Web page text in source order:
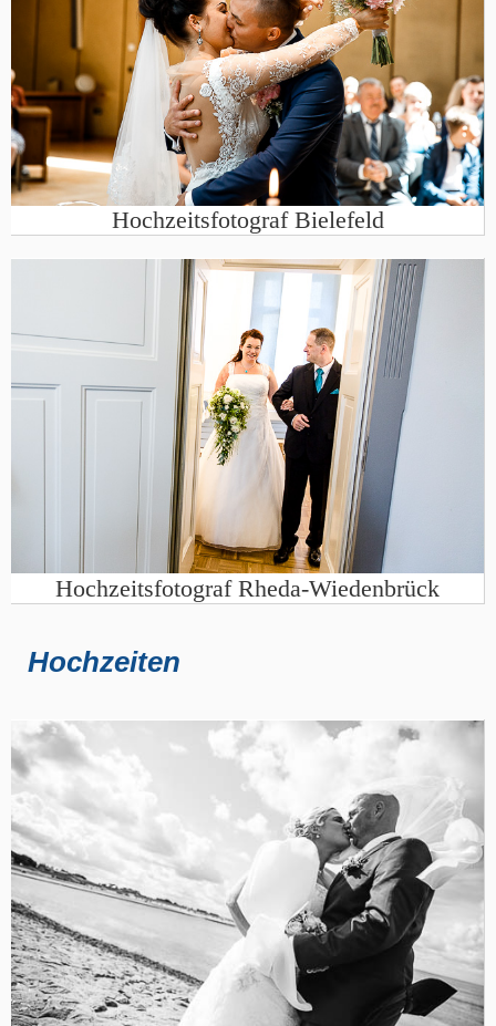
Hochzeitsfotograf Bielefeld
Hochzeitsfotograf Rheda-Wiedenbrück
Hochzeiten